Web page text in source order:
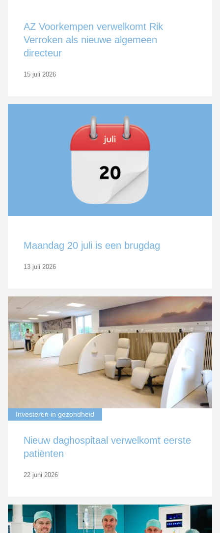
AZ Voorkempen verwelkomt Rik
Verroken als nieuwe algemeen
directeur
15 juli 2026
Maandag 20 juli is een brugdag
13 juli 2026
Investeren in gezondheid
Nieuw daghospitaal verwelkomt eerste
patiënten
22 juni 2026